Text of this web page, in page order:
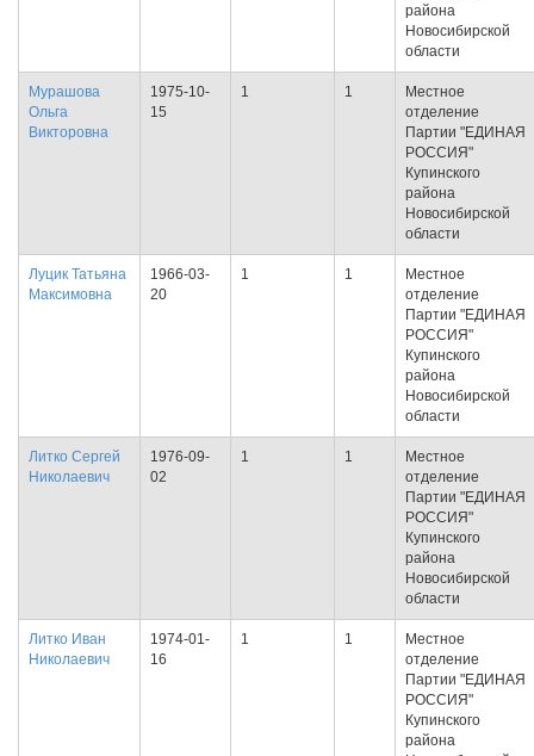
района
Новосибирской
области
Мурашова
Ольга
Викторовна
1975-10-
15
1 1
Местное
отделение
Партии "ЕДИНАЯ
РОССИЯ"
Купинского
района
Новосибирской
области
Луцик Татьяна
Максимовна
1966-03-
20
1 1
Местное
отделение
Партии "ЕДИНАЯ
РОССИЯ"
Купинского
района
Новосибирской
области
Литко Сергей
Николаевич
1976-09-
02
1 1
Местное
отделение
Партии "ЕДИНАЯ
РОССИЯ"
Купинского
района
Новосибирской
области
Литко Иван
Николаевич
1974-01-
16
1 1
Местное
отделение
Партии "ЕДИНАЯ
РОССИЯ"
Купинского
района